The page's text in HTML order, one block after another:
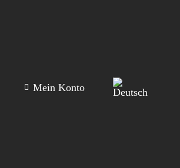
Mein Konto